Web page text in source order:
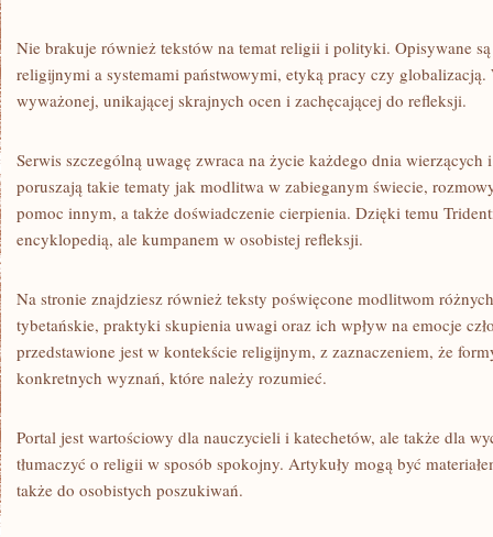
Nie brakuje również tekstów na temat religii i polityki. Opisywane
religijnymi a systemami państwowymi, etyką pracy czy
wyważonej, unikającej skrajnych ocen i zachęcającej do refleksji.
Serwis szczególną uwagę zwraca na życie każdego dnia wierzących
poruszają takie tematy jak modlitwa w zabieganym świecie,
pomoc innym, a także doświadczenie cierpienia. Dzięki temu
encyklopedią, ale kumpanem w osobistej refleksji.
Na stronie znajdziesz również teksty poświęcone modlitwom
tybetańskie, praktyki skupienia uwagi oraz ich wpływ na emocje
przedstawione jest w kontekście religijnym, z zaznaczeniem, że
konkretnych wyznań, które należy rozumieć.
Portal jest wartościowy dla nauczycieli i katechetów, ale także dla
tłumaczyć o religii w sposób spokojny. Artykuły mogą być
także do osobistych poszukiwań.